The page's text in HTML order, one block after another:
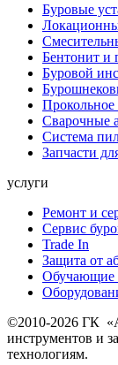
Буровые
Бентонит и
Буровой
Прокольное
Сварочные
Система
Запчасти
услуги
Ремонт и
Сервис
Trade In
Защита от
Обучающие
©2010-2026 ГК
инструментов и
технологиям.